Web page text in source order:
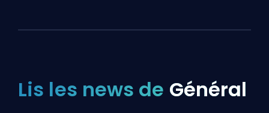
Lis les news de Général